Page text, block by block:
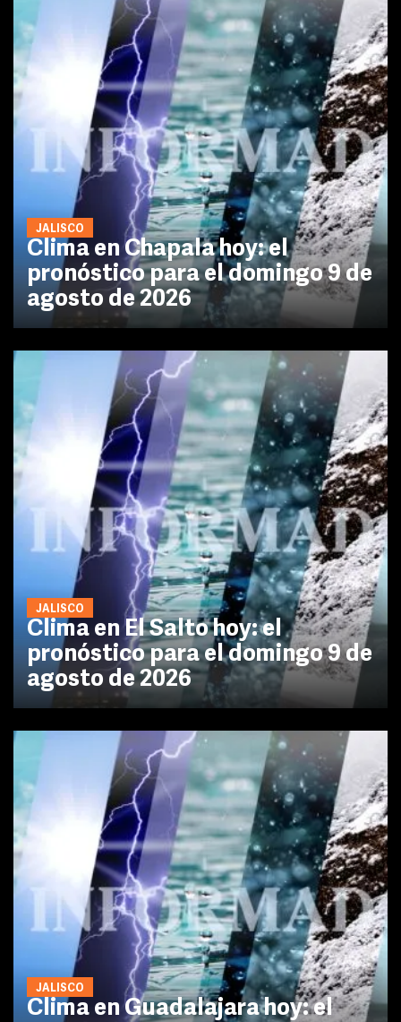
JALISCO
Clima en Chapala hoy: el
pronóstico para el domingo 9 de
agosto de 2026
JALISCO
Clima en El Salto hoy: el
pronóstico para el domingo 9 de
agosto de 2026
JALISCO
Clima en Guadalajara hoy: el